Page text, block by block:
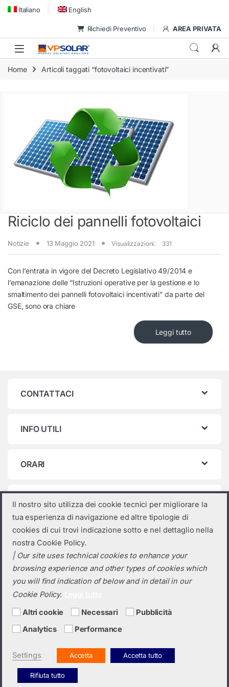
Skip to navigation
Skip to content
Italiano English
Richiedi Preventivo AREA PRIVATA
Home Articoli taggati “fotovoltaici incentivati”
Riciclo dei pannelli fotovoltaici
Notizie 13 Maggio 2021 Visualizzazioni: 331
Con l’entrata in vigore del Decreto Legislativo 49/2014 e
l’emanazione delle “Istruzioni operative per la gestione e lo
smaltimento dei pannelli fotovoltaici incentivati” da parte del
GSE, sono ora chiare
Leggi tutto
CONTATTACI
INFO UTILI
ORARI
Categorie prodotto
Seleziona una categoria
Hai bisogno di un preventivo?
+39 0423 6326
Il nostro sito utilizza dei cookie tecnici per migliorare la
tua esperienza di navigazione ed altre tipologie di
cookies di cui trovi indicazione sotto e nel dettaglio nella
nostra Cookie Policy.
| Our site uses technical cookies to enhance your
browsing experience and other types of cookies which
you will find indication of below and in detail in our
Cookie Policy.
Altri cookie Necessari
Pubblicità
Analytics
Performance
Settings Accetta Accetta tutto
Rifiuta tutto